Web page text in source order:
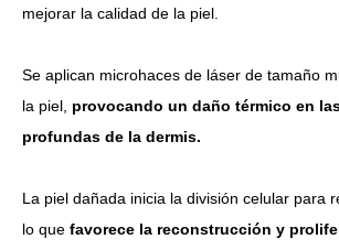
mejorar la calidad de la piel.
Se aplican microhaces de láser de tamaño
la piel, provocando un daño térmico en
profundas de la dermis.
La piel dañada inicia la división celular para
lo que favorece la reconstrucción y